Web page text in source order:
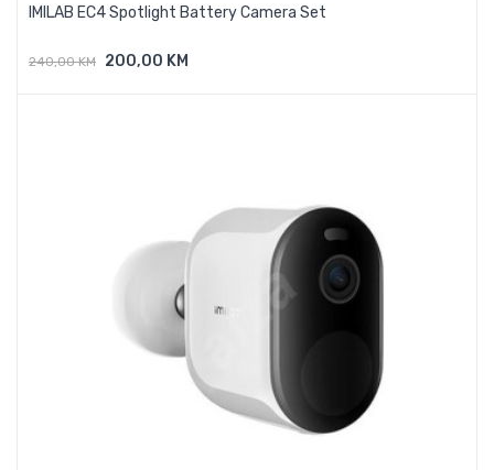
IMILAB EC4 Spotlight Battery Camera Set
240,00 KM 200,00 KM
Dodaj U Košaricu